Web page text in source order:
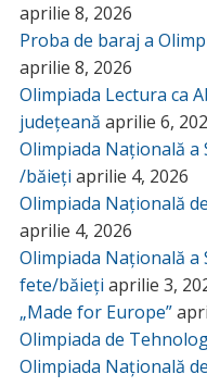
aprilie 8, 2026
Proba de baraj a
aprilie 8, 2026
Olimpiada Lectura ca
județeană aprilie 6,
Olimpiada Națională
/băieți aprilie 4, 2026
Olimpiada Națională
aprilie 4, 2026
Olimpiada Națională
fete/băieți aprilie 3,
„Made for Europe”
Olimpiada de
Olimpiada Națională